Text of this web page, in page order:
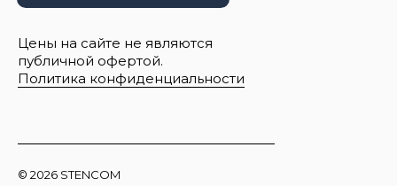
Цены на сайте не являются
публичной офертой.
Политика конфиденциальности
© 2026 STENCOM